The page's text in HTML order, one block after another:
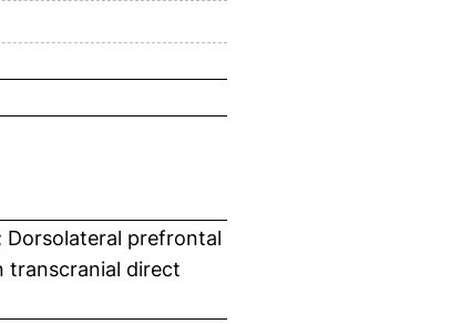
Dorsolateral prefrontal
transcranial direct